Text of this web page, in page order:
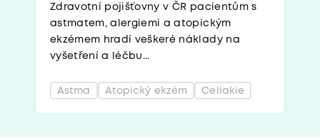
Zdravotní pojišťovny v ČR pacientům s
astmatem, alergiemi a atopickým
ekzémem hradí veškeré náklady na
vyšetření a léčbu...
Astma Atopický ekzém Celiakie